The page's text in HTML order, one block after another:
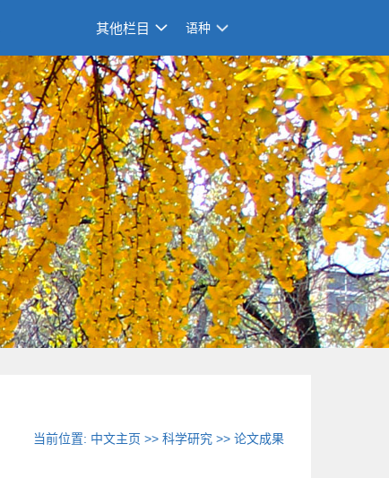
其他栏目 语种
当前位置: 中文主页 >>科学研究 >>论文成果